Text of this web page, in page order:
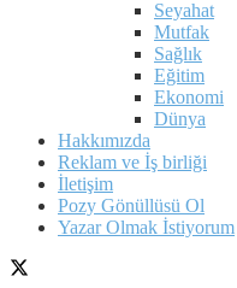
Seyahat
Mutfak
Sağlık
Eğitim
Ekonomi
Dünya
Hakkımızda
Reklam ve İş birliği
İletişim
Pozy Gönüllüsü Ol
Yazar Olmak İstiyorum